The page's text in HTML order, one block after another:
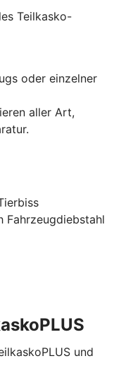
Teilkasko-
oder einzelner
aller Art,
Fahrzeugdiebstahl
und